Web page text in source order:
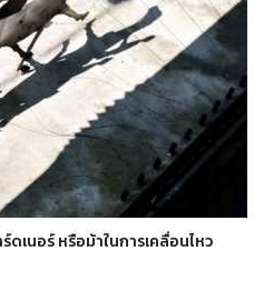
เนอร์ หรือม้าในการเคลื่อนไหว